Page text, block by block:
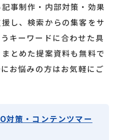
事制作・内部対策・効果
し、検索からの集客をサ
キーワードに合わせた具
とめた提案資料も無料で
お悩みの方はお気軽にご
対策・コンテンツマー